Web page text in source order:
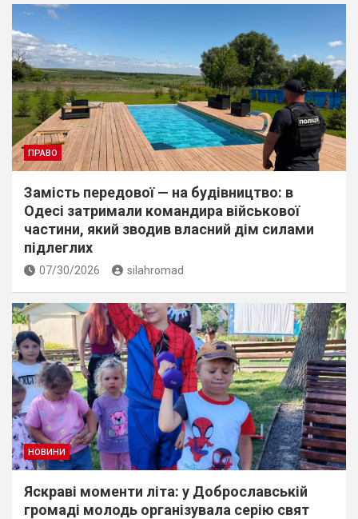
ПРАВО
Замість передової — на будівництво: в
Одесі затримали командира військової
частини, який зводив власний дім силами
підлеглих
07/30/2026 silahromad
НОВИНИ
Яскраві моменти літа: у Доброславській
громаді молодь організувала серію свят